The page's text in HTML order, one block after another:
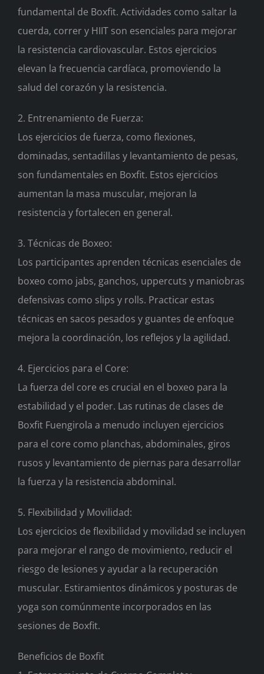
fundamental de Boxfit. Actividades como saltar la
cuerda, correr y HIIT son esenciales para mejorar
la resistencia cardiovascular. Estos ejercicios
elevan la frecuencia cardíaca, promoviendo la
salud del corazón y la resistencia.
2. Entrenamiento de Fuerza:
Los ejercicios de fuerza, como flexiones,
dominadas, sentadillas y levantamiento de pesas,
son fundamentales en Boxfit. Estos ejercicios
aumentan la masa muscular, mejoran la
resistencia y fortalecen en general.
3. Técnicas de Boxeo:
Los participantes aprenden técnicas esenciales de
boxeo como jabs, ganchos, uppercuts y maniobras
defensivas como slips y rolls. Practicar estas
técnicas en sacos pesados y guantes de enfoque
mejora la coordinación, los reflejos y la agilidad.
4. Ejercicios para el Core:
La fuerza del core es crucial en el boxeo para la
estabilidad y el poder. Las rutinas de clases de
Boxfit Fuengirola a menudo incluyen ejercicios
para el core como planchas, abdominales, giros
rusos y levantamiento de piernas para desarrollar
la fuerza y la resistencia abdominal.
5. Flexibilidad y Movilidad:
Los ejercicios de flexibilidad y movilidad se incluyen
para mejorar el rango de movimiento, reducir el
riesgo de lesiones y ayudar a la recuperación
muscular. Estiramientos dinámicos y posturas de
yoga son comúnmente incorporados en las
sesiones de Boxfit.
Beneficios de Boxfit